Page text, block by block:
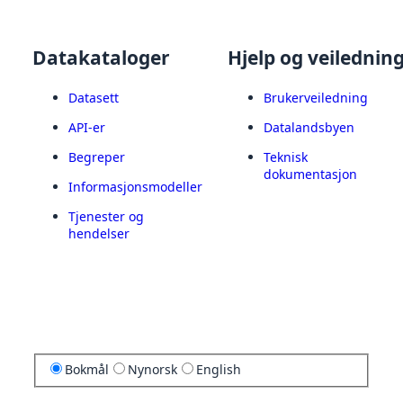
Datakataloger
Datasett
API-er
Begreper
Informasjonsmodeller
Tjenester og
hendelser
Hjelp og
Brukerveiledning
Datalandsbyen
Teknisk
dokumentasjon
Bokmål Nynorsk English